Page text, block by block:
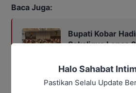
Baca Juga:
Bupati Kobar
Sekaligus Lepas
Halo Sahabat
Pastikan Selalu Update